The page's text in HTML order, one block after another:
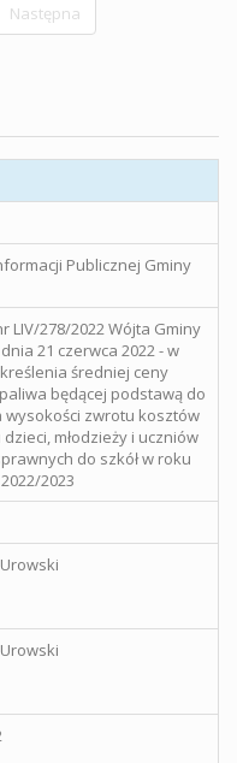
Następna
Publicznej Gminy
LIV/278/2022 Wójta Gminy
21 czerwca 2022 - w
średniej ceny
będącej podstawą do
wysokości zwrotu kosztów
młodzieży i uczniów
do szkół w roku
2023